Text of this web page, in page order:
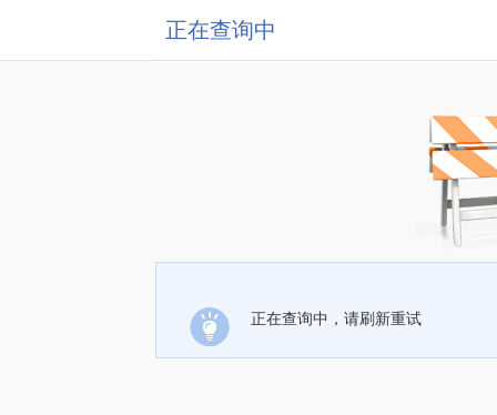
正在查询中
正在查询中，请刷新重试